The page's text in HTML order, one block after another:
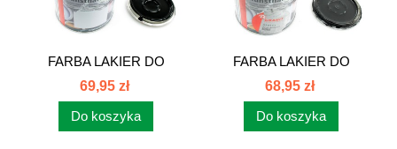
FARBA LAKIER DO
CIĄGNIKA ZETOR...
69,95 zł
Do koszyka
FARBA LAKIER DO
CIĄGNIKA ZETOR...
68,95 zł
Do koszyka